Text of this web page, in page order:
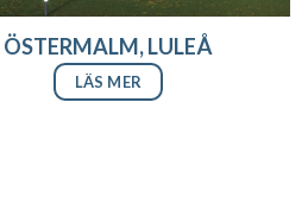
ÖSTERMALM, LULEÅ
LÄS MER